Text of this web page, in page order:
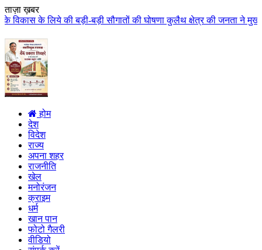
ताज़ा ख़बर
सौगातों की घोषणा कुलैथ क्षेत्र की जनता ने मुख्यमंत्री डॉ. यादव का
होम
देश
विदेश
राज्य
अपना शहर
राजनीति
खेल
मनोरंजन
क्राइम
धर्म
खान पान
फोटो गैलरी
वीडियो